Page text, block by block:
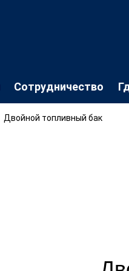
Сотрудничество
Двойной топливный бак